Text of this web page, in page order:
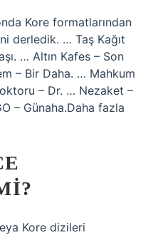
Kore formatlarından
derledik. … Taş Kağıt
… Altın Kafes – Son
– Bir Daha. … Mahkum
– Dr. … Nezaket –
– Günaha.Daha fazla
Kore dizileri